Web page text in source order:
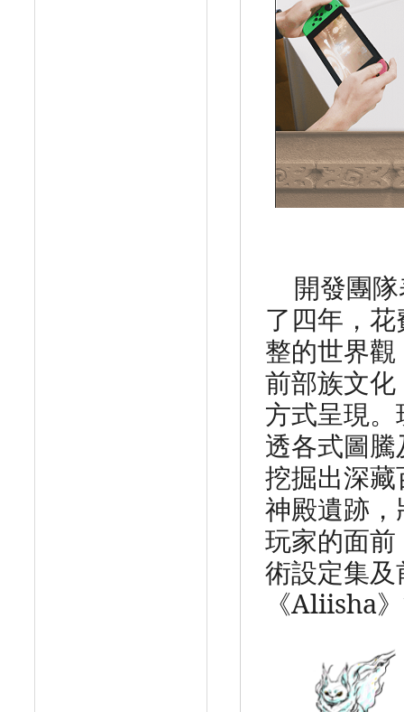
開發團
了四年， 花
整的世界觀
前部族文化
方式呈現。
透各式圖
挖掘出深
神殿遺跡，
玩家的面前
術設定集
《Aliisha